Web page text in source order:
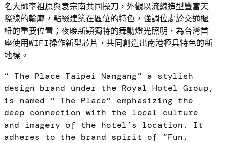
名大師李祖原與袁宗南共同操刀，外觀以流線造型豐富天
際線的輪廓，點綴建築在區位的特色，強調位處於交通樞
紐的重要位置；夜晚新穎獨特的舞動燈光照明，為台灣首
座使用WIFI操作新型芯片，共同創造出南港極具特色的新
地標。
“ The Place Taipei Nangang” a stylish
design brand under the Royal Hotel Group,
is named “ The Place” emphasizing the
deep connection with the local culture
and imagery of the hotel’s location. It
adheres to the brand spirit of “Fun,